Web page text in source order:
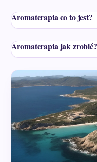
Aromaterapia co to jest?
Aromaterapia jak zrobić?